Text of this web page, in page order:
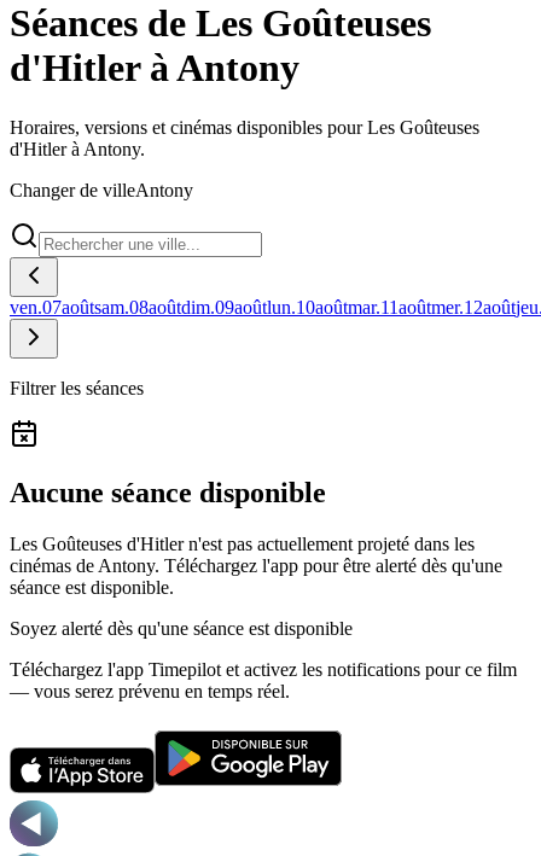
Séances de Les Goûteuses
d'Hitler à Antony
Horaires, versions et cinémas disponibles pour Les Goûteuses
d'Hitler à Antony.
Changer de villeAntony
ven.07aoûtsam.08aoûtdim.09aoûtlun.10aoûtmar.11aoûtmer.12août
Filtrer les séances
Aucune séance disponible
Les Goûteuses d'Hitler n'est pas actuellement projeté dans les
cinémas de Antony. Téléchargez l'app pour être alerté dès qu'une
séance est disponible.
Soyez alerté dès qu'une séance est disponible
Téléchargez l'app Timepilot et activez les notifications pour ce film
— vous serez prévenu en temps réel.